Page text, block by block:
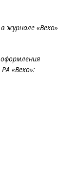
журнале «Веко»
«Веко»: